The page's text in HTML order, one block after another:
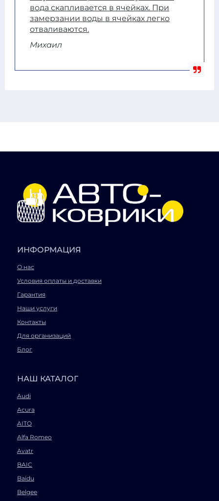
вода скапливается в ячейках. При
замерзании воды в ячейках легко
отваливаются.
Михаил
ИНФОРМАЦИЯ
О нас
Условия оплаты и доставки
Гарантия
Наши услуги
Контакты
Для организаций
Блог
НАШ КАТАЛОГ
Audi
Acura
AITO
Alfa Romeo
Avatr
BAIC
Baidu
Belgee